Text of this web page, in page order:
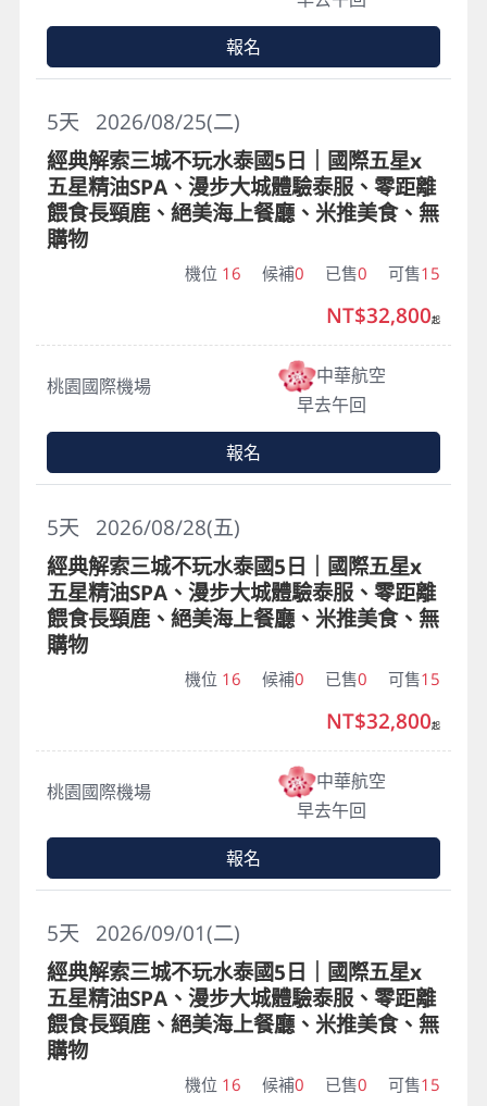
報名
2026/08/25(二)
5天
經典解索三城不玩水泰國5日｜國際五星x
五星精油SPA、漫步大城體驗泰服、零距離
餵食長頸鹿、絕美海上餐廳、米推美食、無
購物
機位 16 候補0 已售0 可售15
桃園國際機場
中華航空
早去午回
NT$32,800起
報名
2026/08/28(五)
5天
經典解索三城不玩水泰國5日｜國際五星x
五星精油SPA、漫步大城體驗泰服、零距離
餵食長頸鹿、絕美海上餐廳、米推美食、無
購物
機位 16 候補0 已售0 可售15
桃園國際機場
中華航空
早去午回
NT$32,800起
報名
2026/09/01(二)
5天
經典解索三城不玩水泰國5日｜國際五星x
五星精油SPA、漫步大城體驗泰服、零距離
餵食長頸鹿、絕美海上餐廳、米推美食、無
購物
機位 16 候補0 已售0 可售15